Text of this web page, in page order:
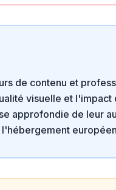
de contenu et
visuelle et l'impact
approfondie de leur